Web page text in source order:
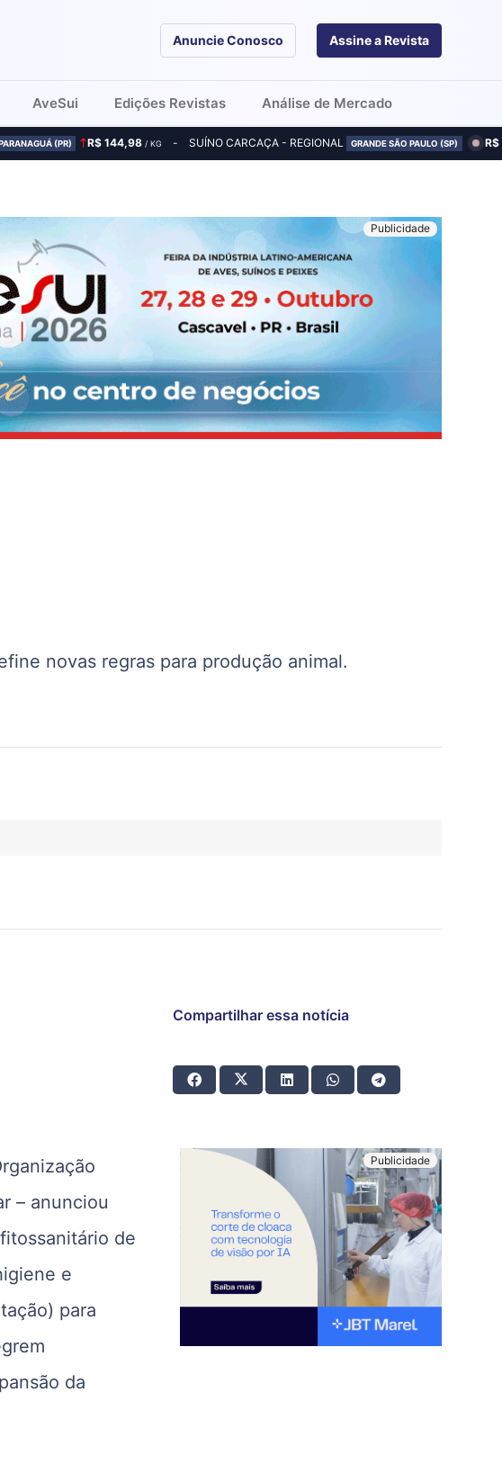
Anuncie Conosco Assine a Revista
AveSui Edições Revistas Análise de Mercado
(PR) R$ 144,98 / KG SUÍNO CARCAÇA - REGIONAL GRANDE SÃO PAULO (SP)
novas regras para produção animal.
Compartilhar essa notícia
– anunciou
de
e
para
da